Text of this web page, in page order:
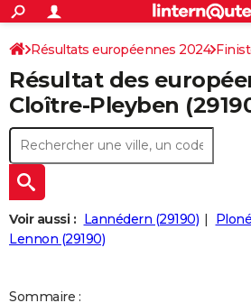
ACTUALITÉS
Politique
Société
Faits Divers
Education
Monde
Villes
+
SPORT
Coupe du monde 2026
Football
Tennis
Cyclisme
Rugby
Forum
CULTURE
Programme TV
TNT
Streaming
Cinéma
Sorties cinéma
Musique
+
FINANCE
Retraite
Impôts
Epargne
Immobilier
Risques naturels par ville
Banque
Assurance
Crédit
AUTO
Essais
Réserver un essai
Citadines
Berlines
SUV
Forum auto
+
HIGH-TECH
Mobiles
Meilleur smartphone
Internet
Ordinateurs
Jeux vidéo
Guide high-tech
+
BRICOLAGE
S'inscrire
Connexion
Résultats européennes 2024
Résultat des
Cloître-Pleyben
Voir aussi : Lannédern (29190)
Lennon (29190)
Sommaire :